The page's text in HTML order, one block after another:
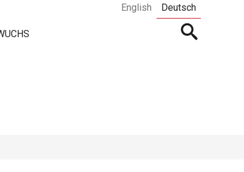
English Deutsch
Open
searchbar